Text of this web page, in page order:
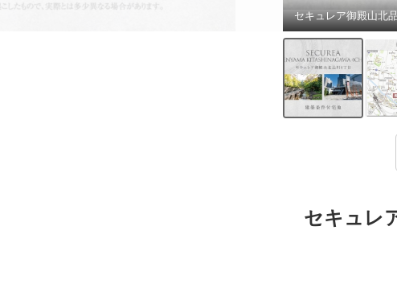
セキュレア御殿山北
セキュレ